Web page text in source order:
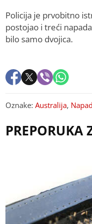
Policija je prvobitno
postojao i treći
bilo samo dvojica.
Oznake:Australija, Napad
PREPORUKA